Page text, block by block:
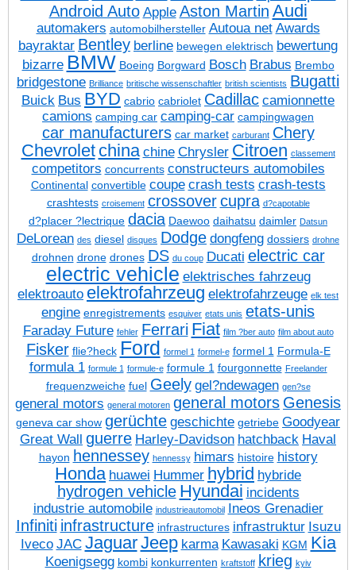
Android Auto Apple Aston Martin Audi
automakers automobilhersteller Autoua net Awards
bayraktar Bentley berline bewegen elektrisch bewertung
bizarre BMW Boeing Borgward Bosch Brabus Brembo
bridgestone Brilliance britische wissenschaftler british scientists Bugatti
Buick Bus BYD cabrio cabriolet Cadillac camionnette
camions camping car camping-car campingwagen
car manufacturers car market carburant Chery
Chevrolet china chine Chrysler Citroen classement
competitors concurrents constructeurs automobiles
Continental convertible coupe crash tests crash-tests
crashtests croisement crossover cupra d?capotable
d?placer ?lectrique dacia Daewoo daihatsu daimler Datsun
DeLorean des diesel disques Dodge dongfeng dossiers drohne
drohnen drone drones DS du coup Ducati electric car
electric vehicle elektrisches fahrzeug
elektroauto elektrofahrzeug elektrofahrzeuge elk test
engine enregistrements esquiver etats unis etats-unis
Faraday Future fehler Ferrari Fiat film ?ber auto film about auto
Fisker flie?heck Ford formel 1 formel-e formel 1 Formula-E
formula 1 formule 1 formule-e formule 1 fourgonnette Freelander
frequenzweiche fuel Geely gel?ndewagen gen?se
general motors general motoren general motors Genesis
geneva car show gerüchte geschichte getriebe Goodyear
Great Wall guerre Harley-Davidson hatchback Haval
hayon hennessey hennessy himars histoire history
Honda huawei Hummer hybrid hybride
hydrogen vehicle Hyundai incidents
industrie automobile industrieautomobil Ineos Grenadier
Infiniti infrastructure infrastructures infrastruktur Isuzu
Iveco JAC JaguarJeep karma Kawasaki KGM Kia
Koenigsegg kombi konkurrenten kraftstoff krieg kyiv